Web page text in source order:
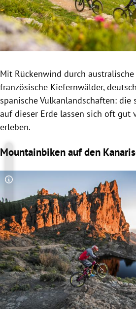
Untermenü
Untermenü
Untermenü
Mit Rückenwind durch australische
französische Kiefernwälder,
spanische Vulkanlandschaften: die
auf dieser Erde lassen sich oft gut
erleben.
Mountainbiken auf den
Copyright-Hinweis öffnen/